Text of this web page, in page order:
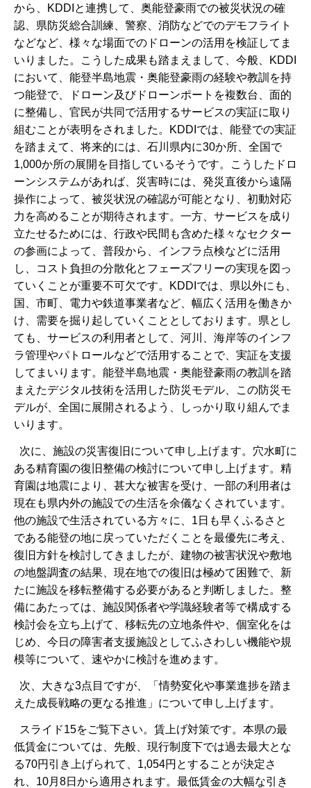
から、KDDIと連携して、奥能登豪雨での被災状況の確
認、県防災総合訓練、警察、消防などでのデモフライト
などなど、様々な場面でのドローンの活用を検証してま
いりました。こうした成果も踏まえまして、今般、KDDI
において、能登半島地震・奥能登豪雨の経験や教訓を持
つ能登で、ドローン及びドローンポートを複数台、面的
に整備し、官民が共同で活用するサービスの実証に取り
組むことが表明をされました。KDDIでは、能登での実証
を踏まえて、将来的には、石川県内に30か所、全国で
1,000か所の展開を目指しているそうです。こうしたドロ
ーンシステムがあれば、災害時には、発災直後から遠隔
操作によって、被災状況の確認が可能となり、初動対応
力を高めることが期待されます。一方、サービスを成り
立たせるためには、行政や民間も含めた様々なセクター
の参画によって、普段から、インフラ点検などに活用
し、コスト負担の分散化とフェーズフリーの実現を図っ
ていくことが重要不可欠です。KDDIでは、県以外にも、
国、市町、電力や鉄道事業者など、幅広く活用を働きか
け、需要を掘り起していくこととしております。県とし
ても、サービスの利用者として、河川、海岸等のインフ
ラ管理やパトロールなどで活用することで、実証を支援
してまいります。能登半島地震・奥能登豪雨の教訓を踏
まえたデジタル技術を活用した防災モデル、この防災モ
デルが、全国に展開されるよう、しっかり取り組んでま
いります。
次に、施設の災害復旧について申し上げます。穴水町に
ある精育園の復旧整備の検討について申し上げます。精
育園は地震により、甚大な被害を受け、一部の利用者は
現在も県内外の施設での生活を余儀なくされています。
他の施設で生活されている方々に、1日も早くふるさと
である能登の地に戻っていただくことを最優先に考え、
復旧方針を検討してきましたが、建物の被害状況や敷地
の地盤調査の結果、現在地での復旧は極めて困難で、新
たに施設を移転整備する必要があると判断しました。整
備にあたっては、施設関係者や学識経験者等で構成する
検討会を立ち上げて、移転先の立地条件や、個室化をは
じめ、今日の障害者支援施設としてふさわしい機能や規
模等について、速やかに検討を進めます。
次、大きな3点目ですが、「情勢変化や事業進捗を踏ま
えた成長戦略の更なる推進」について申し上げます。
スライド15をご覧下さい。賃上げ対策です。本県の最
低賃金については、先般、現行制度下では過去最大とな
る70円引き上げられて、1,054円とすることが決定さ
れ、10月8日から適用されます。最低賃金の大幅な引き